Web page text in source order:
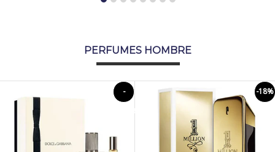
PERFUMES HOMBRE
-
-54906%
-18%